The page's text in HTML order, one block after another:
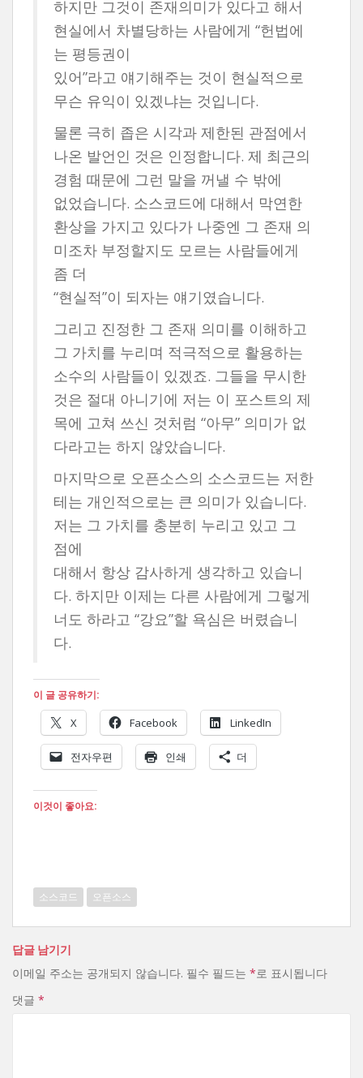
하지만 그것이 존재의미가 있다고 해서
현실에서 차별당하는 사람에게 “헌법에
는 평등권이
있어”라고 얘기해주는 것이 현실적으로
무슨 유익이 있겠냐는 것입니다.
물론 극히 좁은 시각과 제한된 관점에서
나온 발언인 것은 인정합니다. 제 최근의
경험 때문에 그런 말을 꺼낼 수 밖에
없었습니다. 소스코드에 대해서 막연한
환상을 가지고 있다가 나중엔 그 존재 의
미조차 부정할지도 모르는 사람들에게
좀 더
“현실적”이 되자는 얘기였습니다.
그리고 진정한 그 존재 의미를 이해하고
그 가치를 누리며 적극적으로 활용하는
소수의 사람들이 있겠죠. 그들을 무시한
것은 절대 아니기에 저는 이 포스트의 제
목에 고쳐 쓰신 것처럼 “아무” 의미가 없
다라고는 하지 않았습니다.
마지막으로 오픈소스의 소스코드는 저한
테는 개인적으로는 큰 의미가 있습니다.
저는 그 가치를 충분히 누리고 있고 그
점에
대해서 항상 감사하게 생각하고 있습니
다. 하지만 이제는 다른 사람에게 그렇게
너도 하라고 “강요”할 욕심은 버렸습니
다.
이 글 공유하기:
X Facebook LinkedIn
전자우편 인쇄 더
이것이 좋아요:
소스코드 오픈소스
답글 남기기
이메일 주소는 공개되지 않습니다. 필수 필드는 *로 표시됩니다
댓글 *